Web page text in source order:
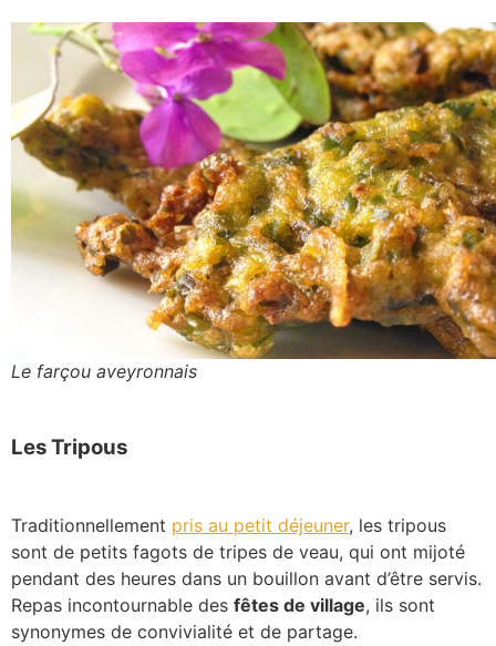
Le farçou aveyronnais
Les Tripous
Traditionnellement pris au petit déjeuner, les tripous
sont de petits fagots de tripes de veau, qui ont mijoté
pendant des heures dans un bouillon avant d’être servis.
Repas incontournable des fêtes de village, ils sont
synonymes de convivialité et de partage.